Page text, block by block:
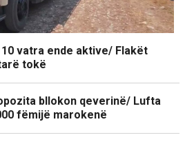
vatra ende aktive/ Flakët
tokë
bllokon qeverinë/ Lufta
fëmijë marokenë